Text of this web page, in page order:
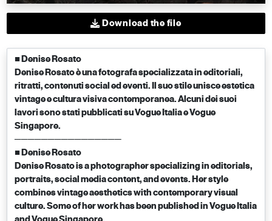
Download the file